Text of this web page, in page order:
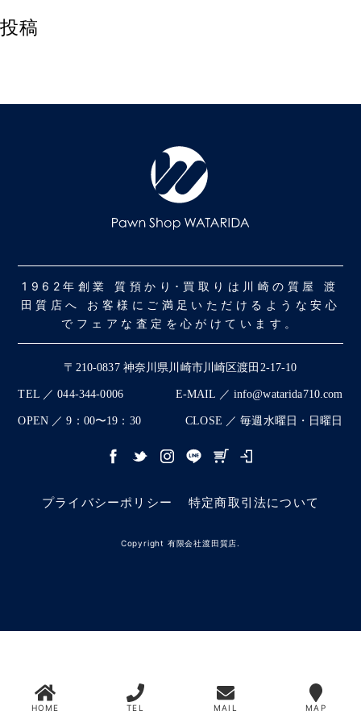
投稿
1962年創業 質預かり･買取りは川崎の質屋 渡
田質店へ お客様にご満足いただけるような安心
でフェアな査定を心がけています。
〒210-0837 神奈川県川崎市川崎区渡田2-17-10
TEL ／ 044-344-0006 E-MAIL ／ info@watarida710.com
OPEN ／ 9：00〜19：30 CLOSE ／ 毎週水曜日・日曜日
プライバシーポリシー 特定商取引法について
Copyright 有限会社渡田質店.
HOME TEL MAIL MAP